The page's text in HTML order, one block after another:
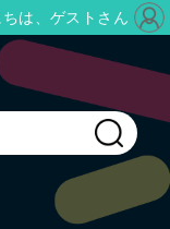
は、ゲストさん